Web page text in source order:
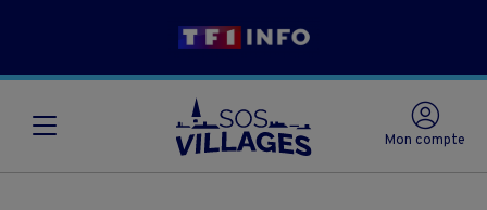
Mon compte